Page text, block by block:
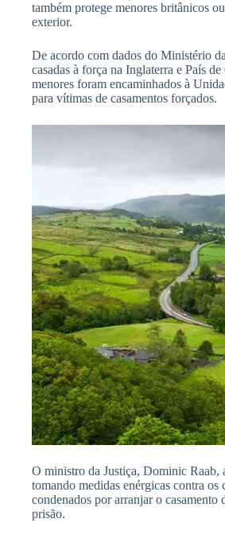
também protege menores britânicos
exterior.
De acordo com dados do Ministério
casadas à força na Inglaterra e País
menores foram encaminhados à
para vítimas de casamentos forçados.
O ministro da Justiça, Dominic Raab,
tomando medidas enérgicas contra os
condenados por arranjar o casamento
prisão.